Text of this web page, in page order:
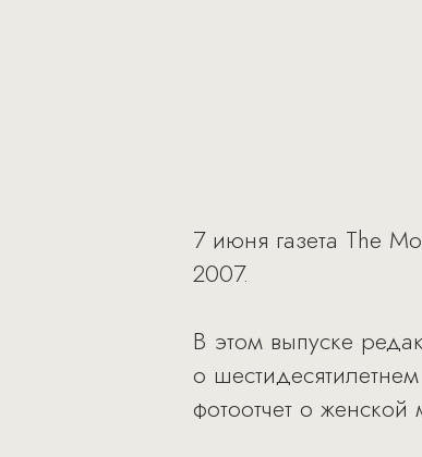
7 июня газета The
2007.
В этом выпуске
о
фотоотчет о женской